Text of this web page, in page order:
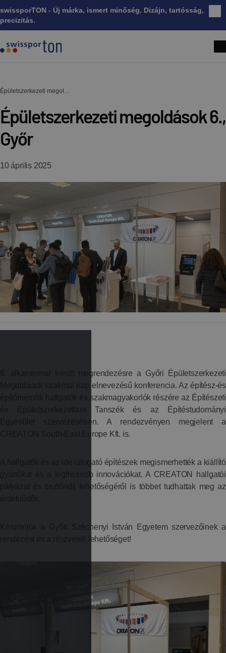
swissporTON - Új márka, ismert minőség. Dizájn, tartósság,
precizitás.
Épületszerkezeti megoldások 6., Győr
Épületszerkezeti megoldások 6.,
Győr
10 április 2025
6. alkalommal került megrendezésre a Győri Épületszerkezeti
Megoldások szakmai nap elnevezésű konferencia. Az építész-és
építőmérnök hallgatók és szakmagyakorlók részére az Építészeti
és Épületszerkezettani Tanszék és az Építéstudományi
Egyesület szervezésében. A rendezvényen megjelent a
CREATON South-East Europe Kft. is.
A hallgatók és az ide látogató építészek megismerhették a kiállító
gyártókat és a legfrissebb innovációkat. A CREATON hallgatói
pályázat és ösztöndíj lehetőségéről is többet tudhattak meg az
Köszönjük a Győri Széchenyi István Egyetem szervezőinek a
rendezést és a részvételi lehetőséget!